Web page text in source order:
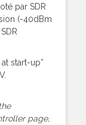
par SDR
(-40dBm
start-up”
page,